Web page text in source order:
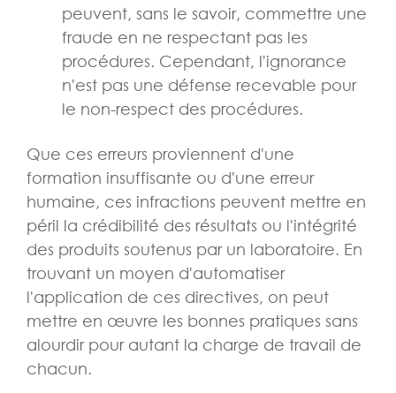
peuvent, sans le savoir, commettre une
fraude en ne respectant pas les
procédures. Cependant, l'ignorance
n'est pas une défense recevable pour
le non-respect des procédures.
Que ces erreurs proviennent d'une
formation insuffisante ou d'une erreur
humaine, ces infractions peuvent mettre en
péril la crédibilité des résultats ou l'intégrité
des produits soutenus par un laboratoire. En
trouvant un moyen d'automatiser
l'application de ces directives, on peut
mettre en œuvre les bonnes pratiques sans
alourdir pour autant la charge de travail de
chacun.